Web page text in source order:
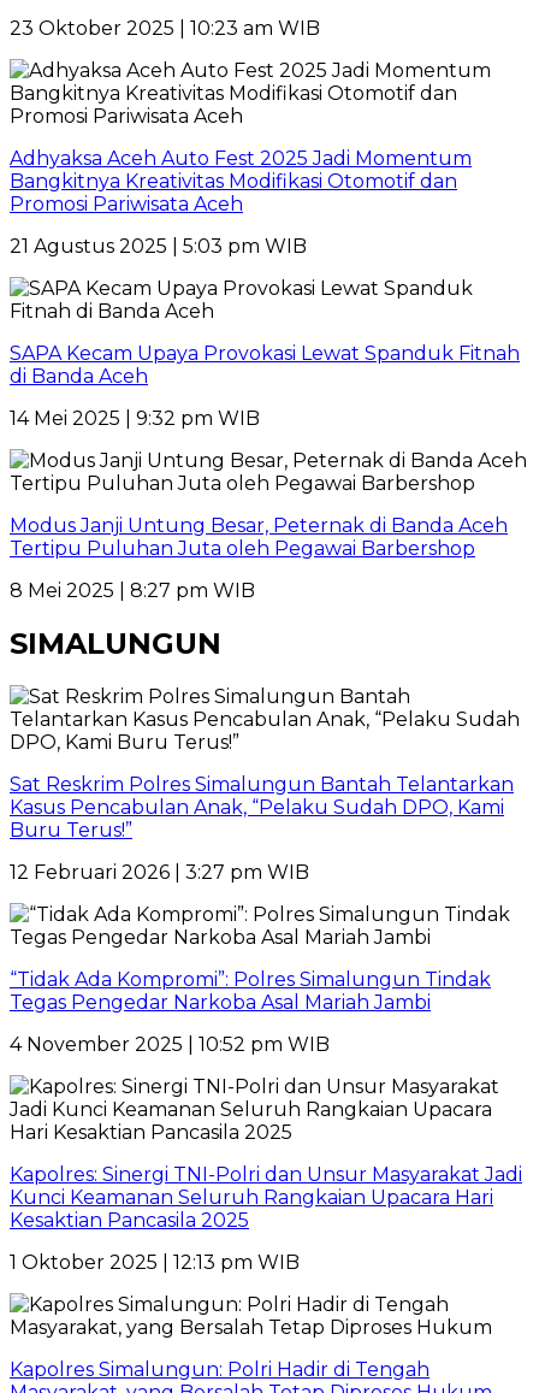
23 Oktober 2025 | 10:23 am WIB
Adhyaksa Aceh Auto Fest 2025 Jadi Momentum
Bangkitnya Kreativitas Modifikasi Otomotif dan
Promosi Pariwisata Aceh
21 Agustus 2025 | 5:03 pm WIB
SAPA Kecam Upaya Provokasi Lewat Spanduk Fitnah
di Banda Aceh
14 Mei 2025 | 9:32 pm WIB
Modus Janji Untung Besar, Peternak di Banda Aceh
Tertipu Puluhan Juta oleh Pegawai Barbershop
8 Mei 2025 | 8:27 pm WIB
SIMALUNGUN
Sat Reskrim Polres Simalungun Bantah Telantarkan
Kasus Pencabulan Anak, “Pelaku Sudah DPO, Kami
Buru Terus!”
12 Februari 2026 | 3:27 pm WIB
“Tidak Ada Kompromi”: Polres Simalungun Tindak
Tegas Pengedar Narkoba Asal Mariah Jambi
4 November 2025 | 10:52 pm WIB
Kapolres: Sinergi TNI-Polri dan Unsur Masyarakat Jadi
Kunci Keamanan Seluruh Rangkaian Upacara Hari
Kesaktian Pancasila 2025
1 Oktober 2025 | 12:13 pm WIB
Kapolres Simalungun: Polri Hadir di Tengah